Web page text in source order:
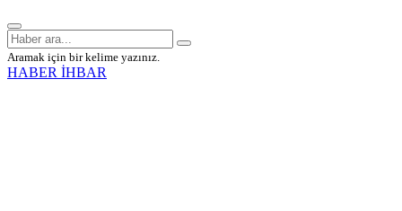
Aramak için bir kelime yazınız.
HABER İHBAR